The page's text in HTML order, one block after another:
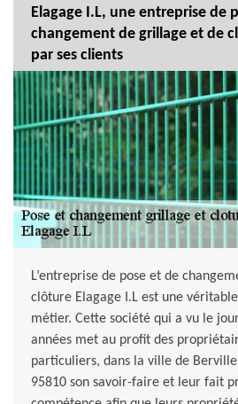
Elagage I.L, une entreprise de
changement de grillage et de
par ses clients
L’entreprise de pose et de
clôture Elagage I.L est une
métier. Cette société qui a vu le
années met au profit des
particuliers, dans la ville de
95810 son savoir-faire et leur fait